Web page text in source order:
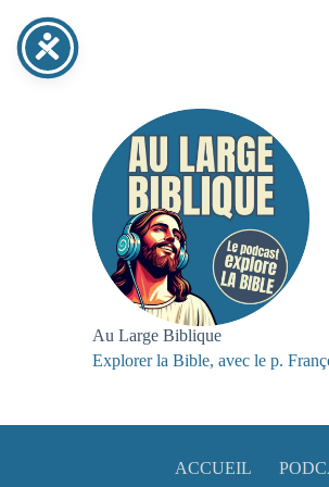
Au Large Biblique
Explorer la Bible, avec le p.
ACCUEIL